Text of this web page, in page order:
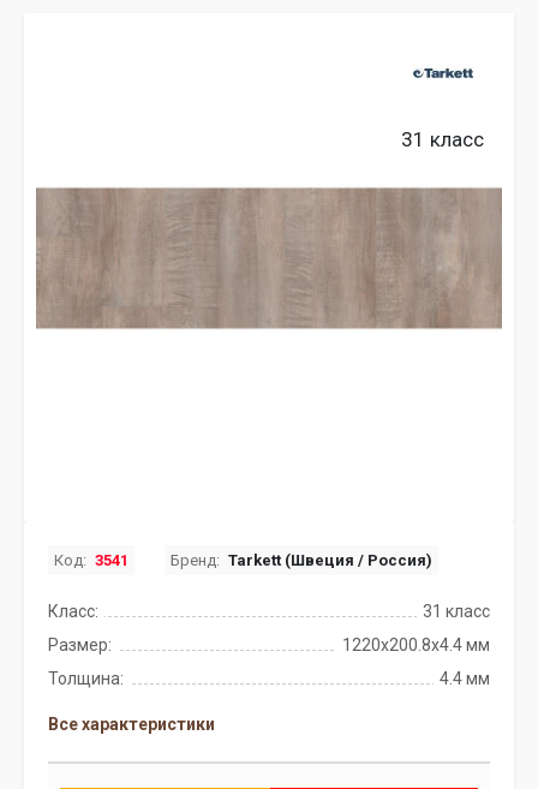
31 класс
Код: 3541 Бренд: Tarkett (Швеция / Россия)
Класс:
31 класс
Размер:
1220x200.8х4.4 мм
Толщина:
4.4 мм
Все характеристики